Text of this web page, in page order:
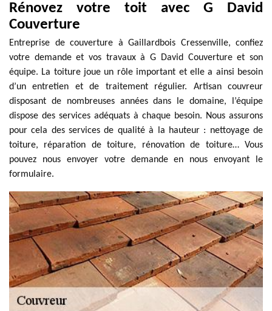
Rénovez votre toit avec G David
Couverture
Entreprise de couverture à Gaillardbois Cressenville, confiez
votre demande et vos travaux à G David Couverture et son
équipe. La toiture joue un rôle important et elle a ainsi besoin
d’un entretien et de traitement régulier. Artisan couvreur
disposant de nombreuses années dans le domaine, l’équipe
dispose des services adéquats à chaque besoin. Nous assurons
pour cela des services de qualité à la hauteur : nettoyage de
toiture, réparation de toiture, rénovation de toiture… Vous
pouvez nous envoyer votre demande en nous envoyant le
formulaire.